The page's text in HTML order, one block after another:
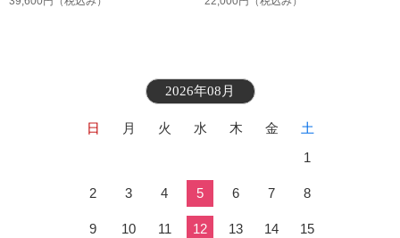
2026年08月
日 月 火 水 木 金
土
1
2 3 4 5 6 7 8
9 10 11 12 13 14 15